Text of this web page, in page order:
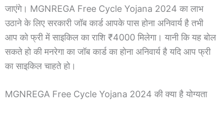
जाएंगे। MGNREGA Free Cycle Yojana 2024 का लाभ
उठाने के लिए सरकारी जॉब कार्ड आपके पास होना अनिवार्य है तभी
आप को फ्री में साइकिल का राशि ₹4000 मिलेगा। यानी कि यह बोल
सकते हो की मनरेगा का जॉब कार्ड का होना अनिवार्य है यदि आप फ्री
का साइकिल चाहते हो।
MGNREGA Free Cycle Yojana 2024 की क्या है योग्यता